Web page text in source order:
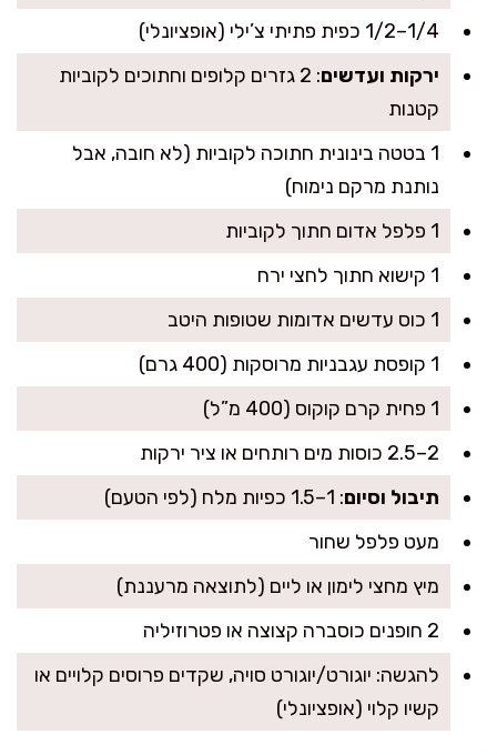
1/4–1/2 כפית פתיתי צ’ילי (אופציונלי)
ירקות ועדשים
: 2 גזרים קלופים וחתוכים לקוביות
קטנות
1 בטטה בינונית חתוכה לקוביות (לא חובה, אבל
נותנת מרקם נימוח)
1 פלפל אדום חתוך לקוביות
1 קישוא חתוך לחצי ירח
1 כוס עדשים אדומות שטופות היטב
1 קופסת עגבניות מרוסקות (400 גרם)
1 פחית קרם קוקוס (400 מ”ל)
2–2.5 כוסות מים רותחים או ציר ירקות
תיבול וסיום: 1–1.5 כפיות מלח (לפי הטעם)
מעט פלפל שחור
מיץ מחצי לימון או ליים (לתוצאה מרעננת)
2 חופנים כוסברה קצוצה או פטרוזיליה
להגשה: יוגורט/יוגורט סויה, שקדים פרוסים קלויים או
קשיו קלוי (אופציונלי)